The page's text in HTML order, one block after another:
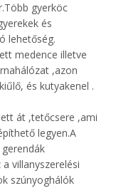
gyerköc
és
lehetőség.
medence illetve
,azon
és kutyakenel .
át ,tetőcsere ,ami
legyen.A
villanyszerelési
szúnyoghálók